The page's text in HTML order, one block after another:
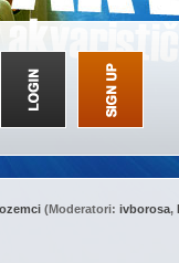
(Moderatori:ivborosa,